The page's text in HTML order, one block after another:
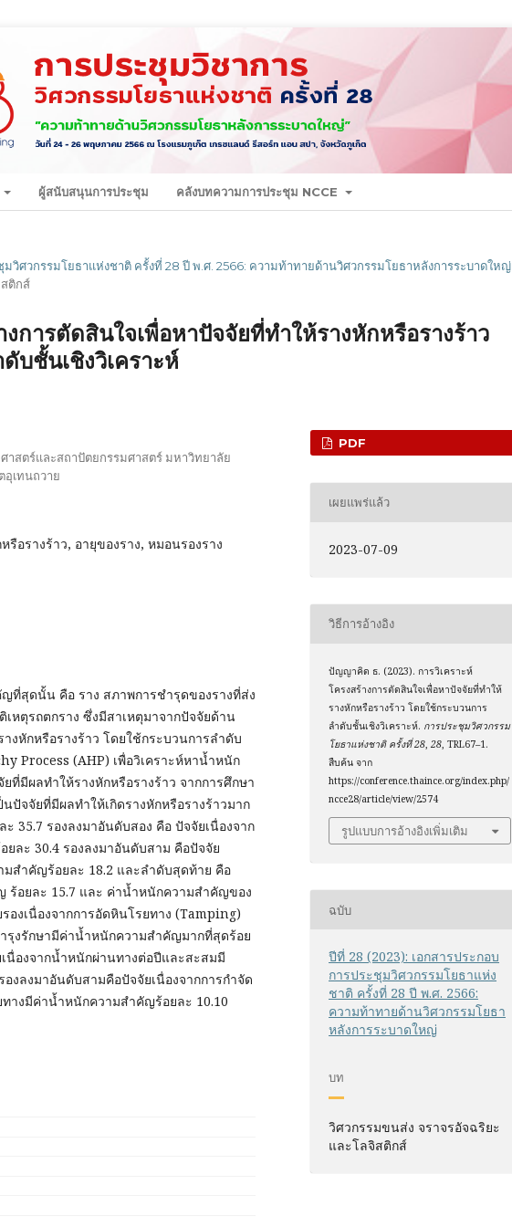
ผู้สนับสนุนการประชุม คลังบทความการประชุม NCCE
มวิศวกรรมโยธาแห่งชาติ ครั้งที่ 28 ปี พ.ศ. 2566: ความท้าทายด้านวิศวกรรมโยธาหลังการระบาดใหญ่
ติกส์
งการตัดสินใจเพื่อหาปัจจัยที่ทำให้รางหักหรือรางร้าว
บชั้นเชิงวิเคราะห์
าสตร์และสถาปัตยกรรมศาสตร์ มหาวิทยาลัย
อุเทนถวาย
อรางร้าว, อายุของราง, หมอนรองราง
ที่สุดนั้น คือ ราง สภาพการชำรุดของรางที่ส่ง
เหตุรถตกราง ซึ่งมีสาเหตุมาจากปัจจัยด้าน
งหักหรือรางร้าว โดยใช้กระบวนการลำดับ
Process (AHP) เพื่อวิเคราะห์หาน้ำหนัก
มีผลทำให้รางหักหรือรางร้าว จากการศึกษา
ปัจจัยที่มีผลทำให้เกิดรางหักหรือรางร้าวมาก
35.7 รองลงมาอันดับสอง คือ ปัจจัยเนื่องจาก
ละ 30.4 รองลงมาอันดับสาม คือปัจจัย
มสำคัญร้อยละ 18.2 และลำดับสุดท้าย คือ
อยละ 15.7 และ ค่านํ้าหนักความสำคัญของ
องเนื่องจากการอัดหินโรยทาง (Tamping)
รุงรักษามีค่าน้ำหนักความสำคัญมากที่สุดร้อย
นื่องจากน้ำหนักผ่านทางต่อปีและสะสมมี
งลงมาอันดับสามคือปัจจัยเนื่องจากการกำจัด
างมีค่าน้ำหนักความสำคัญร้อยละ 10.10
PDF
เผยแพร่แล้ว
2023-07-09
วิธีการอ้างอิง
ปัญญาคิด ธ. (2023). การวิเคราะห์
โครงสร้างการตัดสินใจเพื่อหาปัจจัยที่ทำให้
รางหักหรือรางร้าว โดยใช้กระบวนการ
ลำดับชั้นเชิงวิเคราะห์. การประชุมวิศวกรรม
โยธาแห่งชาติ ครั้งที่ 28,28, TRL67–1.
สืบค้น จาก
https://conference.thaince.org/index.php/
ncce28/article/view/2574
รูปแบบการอ้างอิงเพิ่มเติม
ฉบับ
ปีที่ 28 (2023): เอกสารประกอบ
การประชุมวิศวกรรมโยธาแห่ง
ชาติ ครั้งที่ 28 ปี พ.ศ. 2566:
ความท้าทายด้านวิศวกรรมโยธา
หลังการระบาดใหญ่
บท
วิศวกรรมขนส่ง จราจรอัจฉริยะ
และโลจิสติกส์